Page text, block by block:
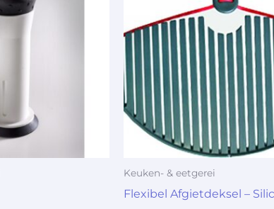
Keuken- & eetgerei
Flexibel Afgietdeksel –